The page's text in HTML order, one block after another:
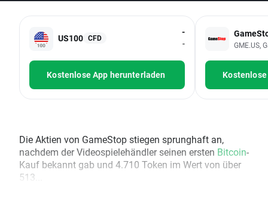
US100 CFD
-
-
Kostenlose App herunterladen
GME.US,
Die Aktien von GameStop stiegen sprunghaft an,
nachdem der Videospielehändler seinen ersten Bitcoin-
Kauf bekannt gab und 4.710 Token im Wert von über
513...